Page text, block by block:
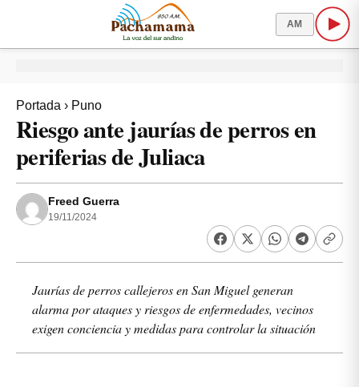
AM
Portada › Puno
Riesgo ante jaurías de perros en
periferias de Juliaca
Freed Guerra
19/11/2024
Jaurías de perros callejeros en San Miguel generan
alarma por ataques y riesgos de enfermedades, vecinos
exigen conciencia y medidas para controlar la situación